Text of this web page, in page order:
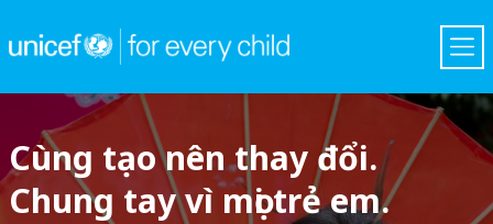
Cùng tạo nên thay đổi.
Chung tay vì mọi trẻ em.